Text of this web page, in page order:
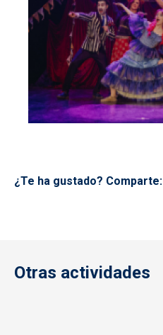
¿Te ha gustado? Comparte:
Otras actividades